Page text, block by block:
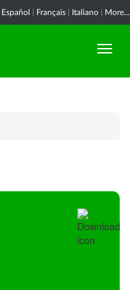
Español Français Italiano More...